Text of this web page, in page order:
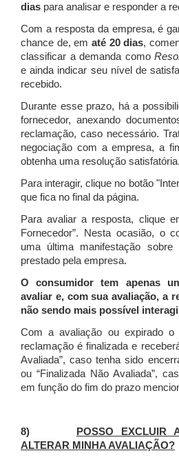
dias para analisar e responder a
Com a resposta da empresa, é
chance de, em até 20 dias,
classificar a demanda como
e ainda indicar seu nível de
recebido.
Durante esse prazo, há a
fornecedor, anexando
reclamação, caso necessário.
negociação com a empresa, a
obtenha uma resolução satisfatória.
Para interagir, clique no botão
que fica no final da página.
Para avaliar a resposta, clique
Fornecedor”. Nesta ocasião, o
uma última manifestação sobre
prestado pela empresa.
O consumidor tem apenas
avaliar e, com sua avaliação, a
não sendo mais possível
Com a avaliação ou expirado
reclamação é finalizada e
Avaliada”, caso tenha sido
ou “Finalizada Não Avaliada”,
em função do fim do prazo
8)
POSSO EXCLUIR
ALTERAR MINHA AVALIAÇÃO?